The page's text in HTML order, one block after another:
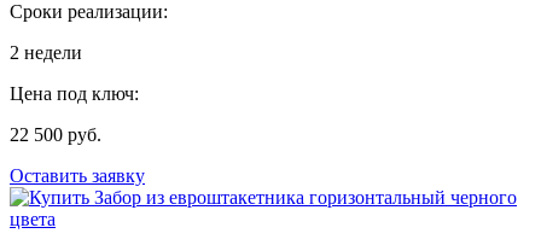
Сроки реализации:
2 недели
Цена под ключ:
22 500 руб.
Оставить заявку